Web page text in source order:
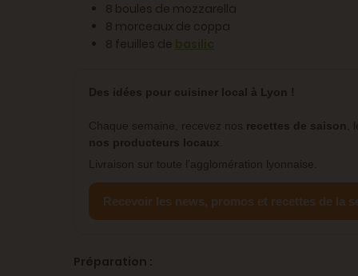
8 boules de mozzarella
8 morceaux de coppa
8 feuilles de basilic
Des idées pour cuisiner local à Lyon !
Chaque semaine, recevez nos recettes de saison ,
nos producteurs locaux
Livraison sur toute l’agglomération lyonnaise.
Recevoir les news, promos et recettes de la
Préparation :